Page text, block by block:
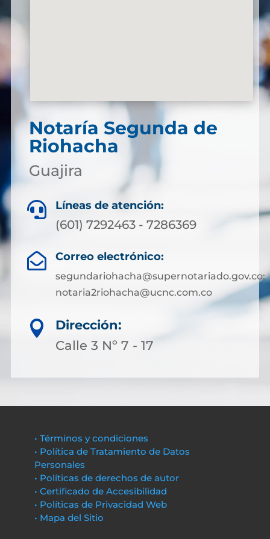
Notaría Segunda de
Riohacha
Guajira
 Líneas de atención:
(601) 7292463 - 7286369
 Correo electrónico:
segundariohacha@supernotariado.gov.co;
notaria2riohacha@ucnc.com.co

Dirección:
Calle 3 Nº 7 - 17
• Términos y condiciones
• Política de Tratamiento de Datos
Personales
• Políticas de derechos de autor
• Certificado de Accesibilidad
• Políticas de Privacidad Web
• Mapa del Sitio